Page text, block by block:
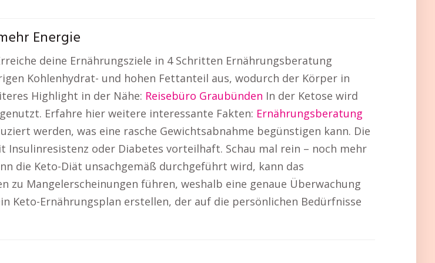
Energie
deine Ernährungsziele in 4 Schritten Ernährungsberatung
Kohlenhydrat- und hohen Fettanteil aus, wodurch der Körper in
Highlight in der Nähe: Reisebüro Graubünden In der Ketose wird
Erfahre hier weitere interessante Fakten: Ernährungsberatung
werden, was eine rasche Gewichtsabnahme begünstigen kann. Die
Insulinresistenz oder Diabetes vorteilhaft. Schau mal rein – noch mehr
die Keto-Diät unsachgemäß durchgeführt wird, kann das
Mangelerscheinungen führen, weshalb eine genaue Überwachung
Keto-Ernährungsplan erstellen, der auf die persönlichen Bedürfnisse